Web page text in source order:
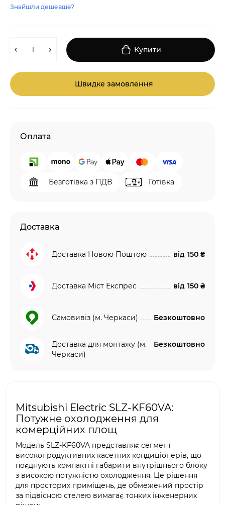
Знайшли дешевше?
Купити
Швидке замовлення
Оплата
Безготівка з ПДВ Готівка
Доставка
Доставка Новою Поштою від 150 ₴
Доставка Міст Експрес від 150 ₴
Самовивіз (м. Черкаси) Безкоштовно
Доставка для монтажу (м.
Черкаси)
Безкоштовно
Mitsubishi Electric SLZ-KF60VA:
Потужне охолодження для
комерційних площ
Модель SLZ-KF60VA представляє сегмент
високопродуктивних касетних кондиціонерів, що
поєднують компактні габарити внутрішнього блоку
з високою потужністю охолодження. Це рішення
для просторих приміщень, де обмежений простір
за підвісною стелею вимагає тонких інженерних